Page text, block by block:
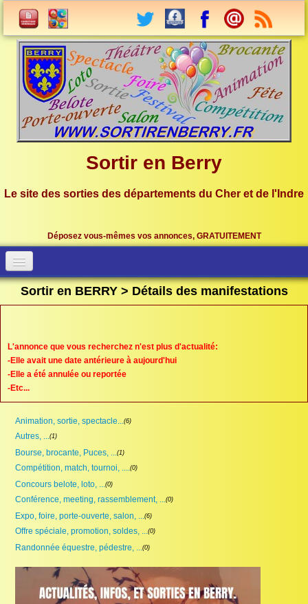
Sortir en Berry
Le site des sorties des départements du Cher et de l'Indre
Déposez vous-mêmes vos annonces, GRATUITEMENT
Accueil
Sites à visiter
Recherche
Connection
Sortir en BERRY > Détails des manifestations
L'annonce que vous recherchez n'est plus d'actualité:
-Elle avait une date antérieure à aujourd'hui
-Elle a été annulée ou reportée
-Etc...
Animation, sortie, spectacle...(6)
Autres, ...(1)
Bourse, brocante, Puces, ...(1)
Compétition, match, tournoi, ....(0)
Concours belote, loto, ...(0)
Conférence, meeting, rassemblement, ...(0)
Expo, foire, porte-ouverte, salon, ...(6)
Offre spéciale, promotion, soldes, ...(0)
Randonnée équestre, pédestre, ...(0)